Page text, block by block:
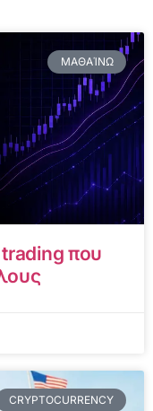
ΜΑΘΑΊΝΩ
που
CRYPTOCURRENCY